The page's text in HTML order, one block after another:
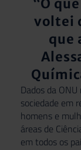
“O
voltei
que
Dados da
sociedade em
homens e
áreas de
em todos os